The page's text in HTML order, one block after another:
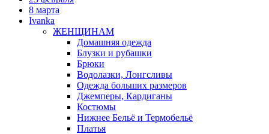
8 марта
Ivanka
ЖЕНЩИНАМ
Домашняя одежда
Блузки и рубашки
Брюки
Водолазки, Лонгсливы
Одежда больших размеров
Джемперы, Кардиганы
Костюмы
Нижнее Бельё и Термобельё
Платья